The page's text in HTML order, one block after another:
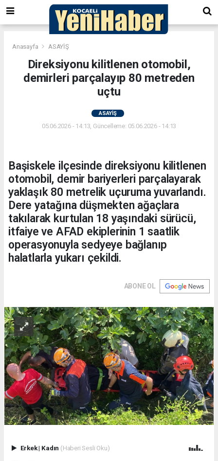
Anasayfa ASAYİŞ
Direksiyonu kilitlenen otomobil,
demirleri parçalayıp 80 metreden
uçtu
ASAYİŞ
05.06.2026 - 14:13, Güncelleme: 05.06.2026 - 14:13
Başiskele ilçesinde direksiyonu kilitlenen
otomobil, demir bariyerleri parçalayarak
yaklaşık 80 metrelik uçuruma yuvarlandı.
Dere yatağına düşmekten ağaçlara
takılarak kurtulan 18 yaşındaki sürücü,
itfaiye ve AFAD ekiplerinin 1 saatlik
operasyonuyla sedyeye bağlanıp
halatlarla yukarı çekildi.
ABONE OL
Erkek| Kadın (Haberi Sesli Oku)